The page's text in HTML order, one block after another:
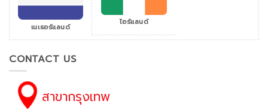
เนเธอร์แลนด์ ไอร์แลนด์
CONTACT US
สาขากรุงเทพ